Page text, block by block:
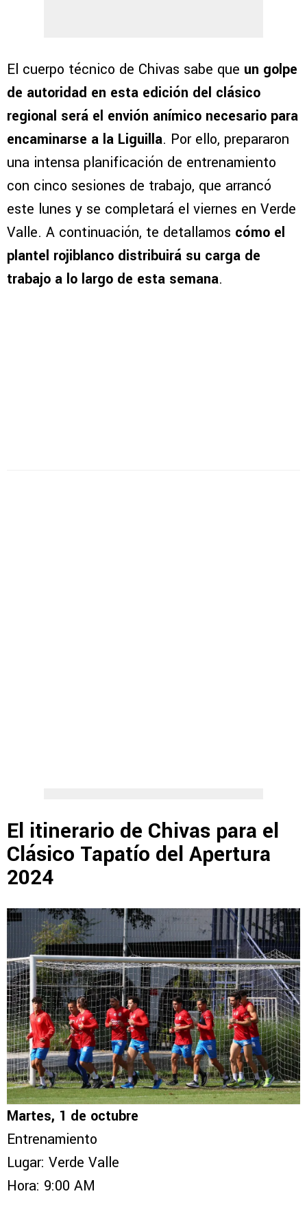
El cuerpo técnico de Chivas sabe que un golpe
de autoridad en esta edición del clásico
regional será el envión anímico necesario para
encaminarse a la Liguilla. Por ello, prepararon
una intensa planificación de entrenamiento
con cinco sesiones de trabajo, que arrancó
este lunes y se completará el viernes en Verde
Valle. A continuación, te detallamos cómo el
plantel rojiblanco distribuirá su carga de
trabajo a lo largo de esta semana.
El itinerario de Chivas para el
Clásico Tapatío del Apertura
2024
Martes, 1 de octubre
Entrenamiento
Lugar: Verde Valle
Hora: 9:00 AM